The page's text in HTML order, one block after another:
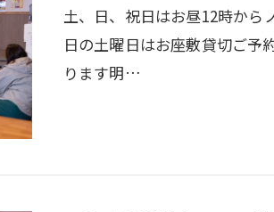
土、日、祝日はお昼12時から
日の土曜日はお座敷貸切ご予
ります明…